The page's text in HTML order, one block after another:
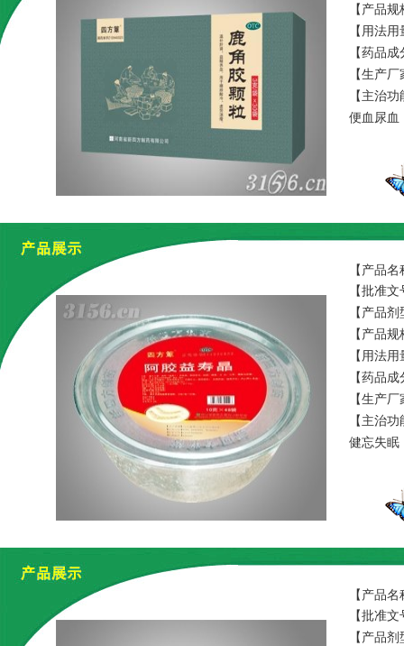
【产品
【用法
【药品
【生产
【主治
便血尿血
【产品
【批准
【产品
【产品
【用法
【药品
【生产
【主治
健忘失眠
【产品
【批准
【产品